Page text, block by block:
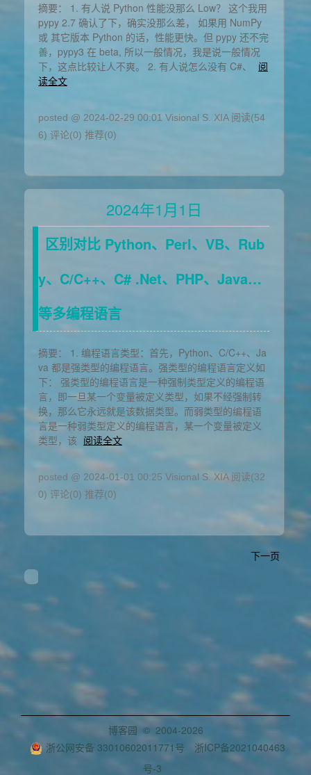
摘要： 1. 有人说 Python 性能没那么 Low？ 这个我用
pypy 2.7 确认了下，确实没那么差， 如果用 NumPy
或 其它版本 Python 的话，性能更快。但 pypy 还不完
善，pypy3 在 beta, 所以一般情况，我是说一般情况
下，这点比较让人不爽。 2. 有人说怎么没有 C#、
阅
读全文
posted @ 2024-02-29 00:01 Visional S. XIA 阅读(54
6) 评论(0) 推荐(0)
2024年1月1日
区别对比 Python、Perl、VB、Rub
y、C/C++、C# .Net、PHP、Java…
等多编程语言
摘要： 1. 编程语言类型：首先，Python、C/C++、Ja
va 都是强类型的编程语言。强类型的编程语言定义如
下： 强类型的编程语言是一种强制类型定义的编程语
言，即一旦某一个变量被定义类型，如果不经强制转
换，那么它永远就是该数据类型。而弱类型的编程语
言是一种弱类型定义的编程语言，某一个变量被定义
类型，该 阅读全文
posted @ 2024-01-01 00:25 Visional S. XIA 阅读(32
0) 评论(0) 推荐(0)
下一页
博客园 © 2004-2026
浙公网安备 33010602011771号
浙ICP备2021040463
号-3